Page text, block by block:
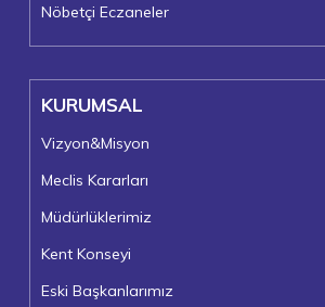
Nöbetçi Eczaneler
KURUMSAL
Vizyon&Misyon
Meclis Kararları
Müdürlüklerimiz
Kent Konseyi
Eski Başkanlarımız